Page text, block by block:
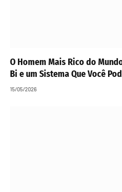
O Homem Mais Rico do
Bi e um Sistema Que Você
15/05/2026